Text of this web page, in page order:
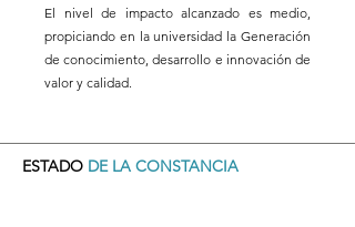
El nivel de impacto alcanzado es medio,
propiciando en la universidad la Generación
de conocimiento, desarrollo e innovación de
valor y calidad.
ESTADO DE LA CONSTANCIA